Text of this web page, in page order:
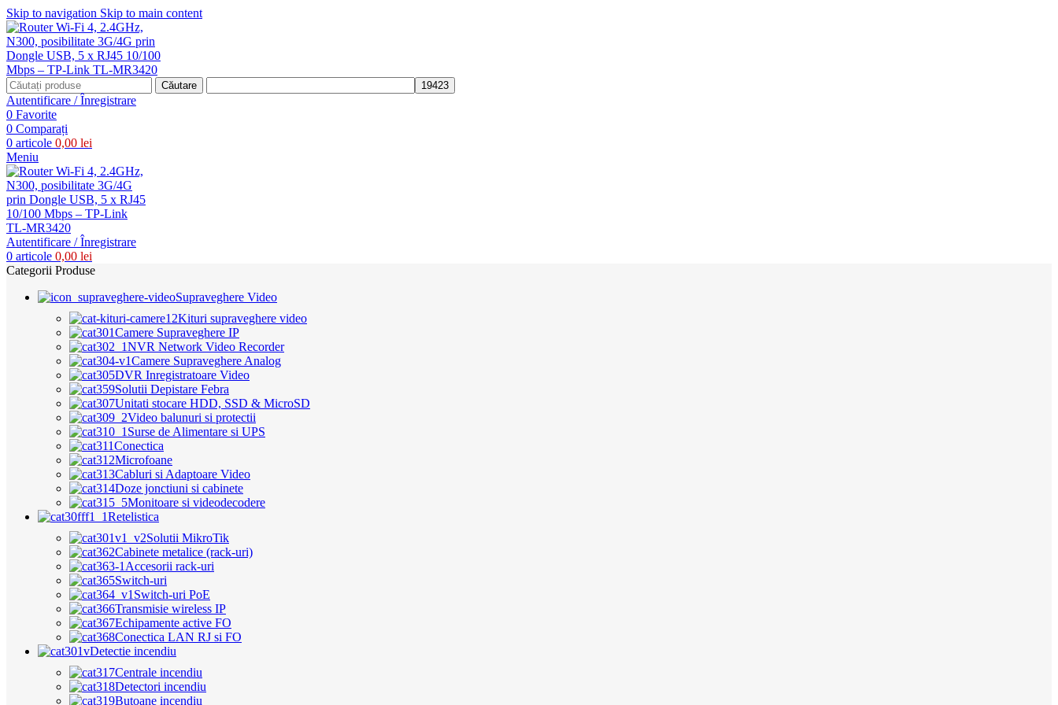
Skip to navigation Skip to main content
Căutare
Autentificare / Înregistrare
0 Favorite
0 Comparați
0 articole 0,00 lei
Meniu
Autentificare / Înregistrare
0 articole 0,00 lei
Categorii Produse
Supraveghere Video
Kituri supraveghere video
Camere Supraveghere IP
NVR Network Video Recorder
Camere Supraveghere Analog
DVR Inregistratoare Video
Solutii Depistare Febra
Unitati stocare HDD, SSD & MicroSD
Video balunuri si protectii
Surse de Alimentare si UPS
Conectica
Microfoane
Cabluri si Adaptoare Video
Doze jonctiuni si cabinete
Monitoare si videodecodere
Retelistica
Solutii MikroTik
Cabinete metalice (rack-uri)
Accesorii rack-uri
Switch-uri
Switch-uri PoE
Transmisie wireless IP
Echipamente active FO
Conectica LAN RJ si FO
Detectie incendiu
Centrale incendiu
Detectori incendiu
Butoane incendiu